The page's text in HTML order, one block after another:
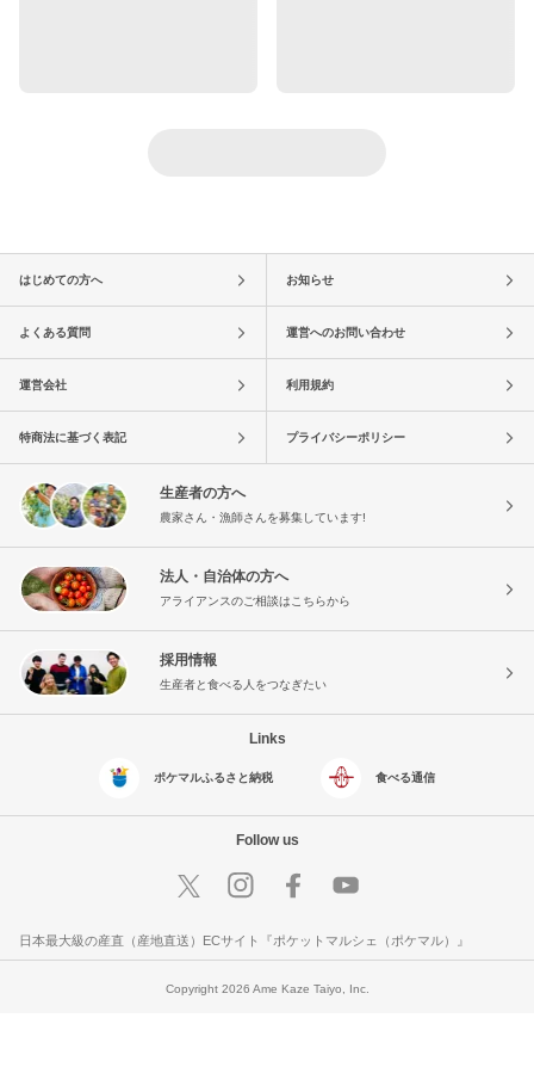
はじめての方へ お知らせ
よくある質問 運営へのお問い合わせ
運営会社 利用規約
特商法に基づく表記 プライバシーポリシー
生産者の方へ
農家さん・漁師さんを募集しています!
法人・自治体の方へ
アライアンスのご相談はこちらから
採用情報
生産者と食べる人をつなぎたい
Links
ポケマルふるさと納税 食べる通信
Follow us
日本最大級の産直（産地直送）ECサイト『ポケットマルシェ（ポケマル）』
Copyright 2026 Ame Kaze Taiyo, Inc.